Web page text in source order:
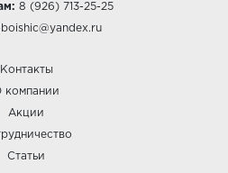
8 (926) 713-25-25
Контакты
компании
Акции
Статьи